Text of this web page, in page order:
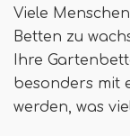
Viele
Betten zu
Ihre
besonders mit
werden, was